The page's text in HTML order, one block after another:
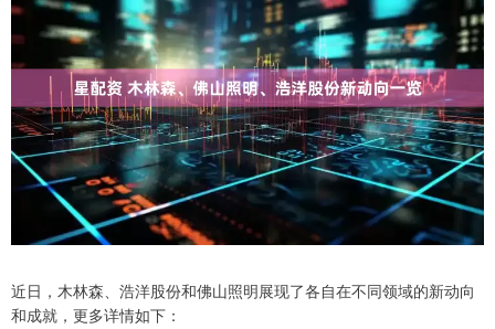
近日，木林森、浩洋股份和佛山照明展现了各自在不同领域的新动向
和成就，更多详情如下：